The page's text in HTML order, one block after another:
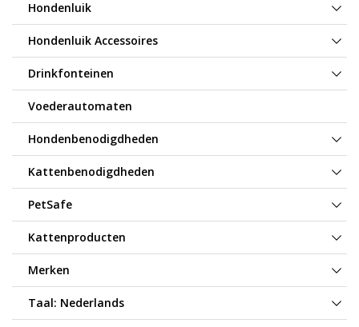
Hondenluik
Hondenluik Accessoires
Drinkfonteinen
Voederautomaten
Hondenbenodigdheden
Kattenbenodigdheden
PetSafe
Kattenproducten
Merken
Taal: Nederlands